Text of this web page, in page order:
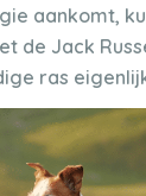
aankomt,
de Jack
ras